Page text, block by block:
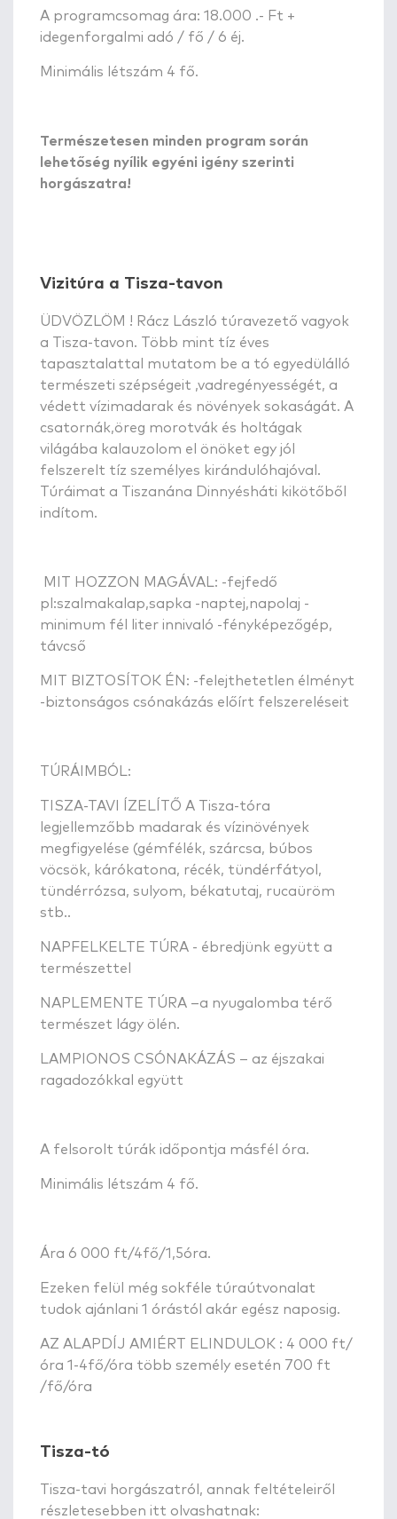
A programcsomag ára: 18.000 .- Ft +
idegenforgalmi adó / fő / 6 éj.
Minimális létszám 4 fő.
Természetesen minden program során
lehetőség nyílik egyéni igény szerinti
horgászatra!
Vizitúra a Tisza-tavon
ÜDVÖZLÖM ! Rácz László túravezető vagyok
a Tisza-tavon. Több mint tíz éves
tapasztalattal mutatom be a tó egyedülálló
természeti szépségeit ,vadregényességét, a
védett vízimadarak és növények sokaságát. A
csatornák,öreg morotvák és holtágak
világába kalauzolom el önöket egy jól
felszerelt tíz személyes kirándulóhajóval.
Túráimat a Tiszanána Dinnyésháti kikötőből
indítom.
MIT HOZZON MAGÁVAL: -fejfedő
pl:szalmakalap,sapka -naptej,napolaj -
minimum fél liter innivaló -fényképezőgép,
távcső
MIT BIZTOSÍTOK ÉN: -felejthetetlen élményt
-biztonságos csónakázás előírt felszereléseit
TÚRÁIMBÓL:
TISZA-TAVI ÍZELÍTŐ A Tisza-tóra
legjellemzőbb madarak és vízinövények
megfigyelése (gémfélék, szárcsa, búbos
vöcsök, kárókatona, récék, tündérfátyol,
tündérrózsa, sulyom, békatutaj, rucaüröm
stb..
NAPFELKELTE TÚRA - ébredjünk együtt a
természettel
NAPLEMENTE TÚRA –a nyugalomba térő
természet lágy ölén.
LAMPIONOS CSÓNAKÁZÁS – az éjszakai
ragadozókkal együtt
A felsorolt túrák időpontja másfél óra.
Minimális létszám 4 fő.
Ára 6 000 ft/4fő/1,5óra.
Ezeken felül még sokféle túraútvonalat
tudok ajánlani 1 órástól akár egész naposig.
AZ ALAPDÍJ AMIÉRT ELINDULOK : 4 000 ft/
óra 1-4fő/óra több személy esetén 700 ft
/fő/óra
Tisza-tó
Tisza-tavi horgászatról, annak feltételeiről
részletesebben itt olvashatnak: